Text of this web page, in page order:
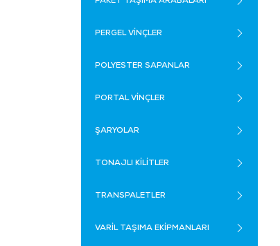
PERGEL VİNÇLER
POLYESTER SAPANLAR
PORTAL VİNÇLER
ŞARYOLAR
TONAJLI KİLİTLER
TRANSPALETLER
VARİL TAŞIMA EKİPMANLARI